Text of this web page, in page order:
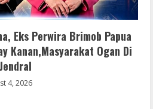
Eks Perwira Brimob Papua
Kanan,Masyarakat Ogan Di
4, 2026
Pro 2021 Portable only
7, 2026
Awakening FitGirl Repack +Patch